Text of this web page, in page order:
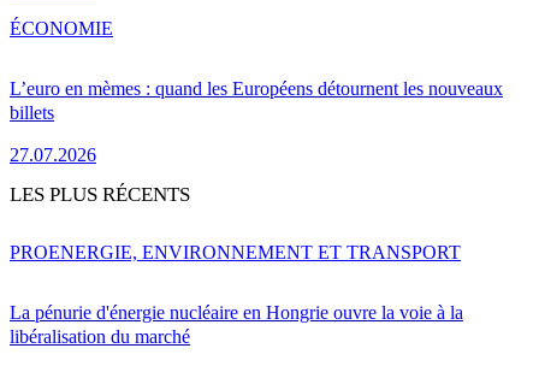
L’euro en mèmes : quand les Européens détournent les nouveaux
billets
27.07.2026
ÉCONOMIE
LES PLUS RÉCENTS
La pénurie d'énergie nucléaire en Hongrie ouvre la voie à la
libéralisation du marché
PROENERGIE, ENVIRONNEMENT ET TRANSPORT